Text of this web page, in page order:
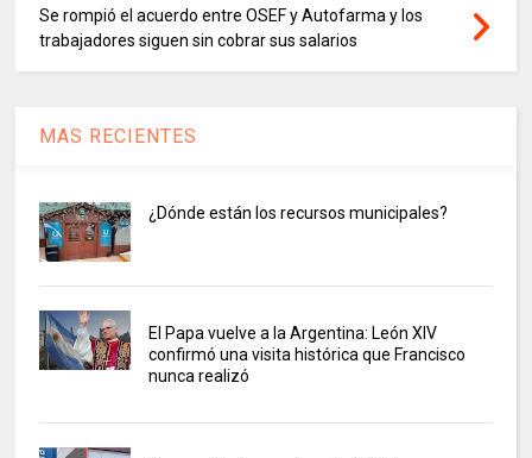
Se rompió el acuerdo entre OSEF y Autofarma y los
trabajadores siguen sin cobrar sus salarios
MAS RECIENTES
¿Dónde están los recursos municipales?
El Papa vuelve a la Argentina: León XIV
confirmó una visita histórica que Francisco
nunca realizó